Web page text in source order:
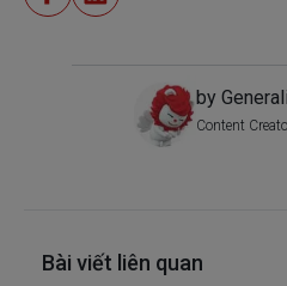
by
Content
Bài viết liên quan